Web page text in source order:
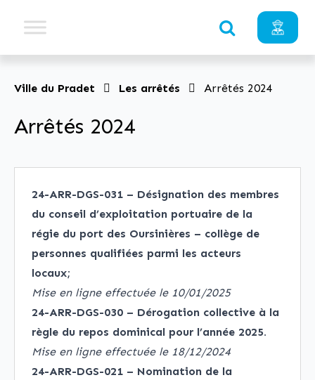
Ville du Pradet Les arrêtés Arrêtés 2024
Arrêtés 2024
24-ARR-DGS-031 – Désignation des membres
du conseil d’exploitation portuaire de la
régie du port des Oursinières – collège de
personnes qualifiées parmi les acteurs
locaux;
Mise en ligne effectuée le 10/01/2025
24-ARR-DGS-030 – Dérogation collective à la
règle du repos dominical pour l’année 2025.
Mise en ligne effectuée le 18/12/2024
24-ARR-DGS-021 – Nomination de la